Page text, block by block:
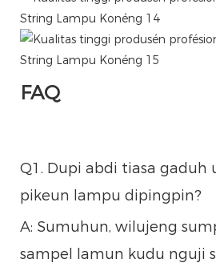
FAQ
Q1. Dupi abdi tiasa gaduh
pikeun lampu dipingpin?
A: Sumuhun, wilujeng
sampel lamun kudu nguji